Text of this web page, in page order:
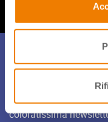
su "Personalizza".
nostraPrivacy e
Iscriviti
Per restare sempre
iniziative di didattica
coloratissima